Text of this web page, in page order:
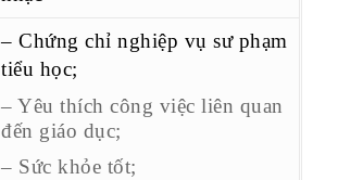
– Chứng chỉ nghiệp vụ sư phạm
tiểu học;
– Yêu thích công việc liên quan
đến giáo dục;
– Sức khỏe tốt;